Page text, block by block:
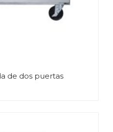
de dos puertas